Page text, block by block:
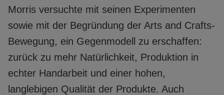
Morris versuchte mit seinen Experimenten
sowie mit der Begründung der Arts and Crafts-
Bewegung, ein Gegenmodell zu erschaffen:
zurück zu mehr Natürlichkeit, Produktion in
echter Handarbeit und einer hohen,
langlebigen Qualität der Produkte. Auch